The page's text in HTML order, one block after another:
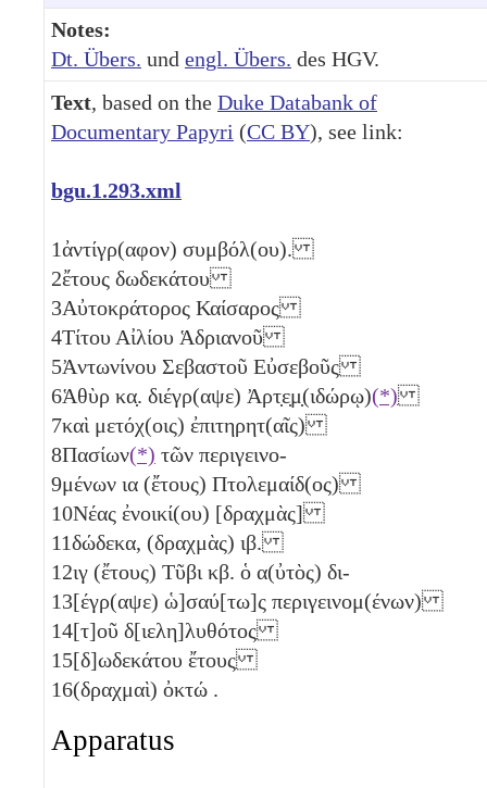
Notes:
Dt. Übers. und engl. Übers. des HGV.
Text, based on the Duke Databank of
Documentary Papyri (CC BY), see link:
bgu.1.293.xml
1ἀντίγρ(αφον) συμβόλ(ου).
2ἔτους δωδεκάτου
3Αὐτοκράτορος Καίσαρος
4Τίτου Αἰλίου Ἁδριανοῦ
5Ἀντωνίνου Σεβαστοῦ Εὐσεβοῦς
6Ἁθὺρ κα̣. διέγρ(αψε) Ἀρτ̣ε̣μ̣(ιδώρῳ)(*)
7καὶ μετόχ(οις) ἐπιτηρητ(αῖς)
8Πασίων(*) τῶν περιγεινο-
9μένων ια (ἔτους) Πτολεμαίδ(ος)
10Νέας ἐνοικί(ου) [δραχμὰς]
11δώδεκα, (δραχμὰς) ιβ.
12ιγ (ἔτους) Τῦβι κβ. ὁ α(ὐτὸς) δι-
13[έγρ(αψε) ὡ]σαύ[τω]ς περιγεινομ(ένων)
14[τ]οῦ δ[ιελη]λυθότος
15[δ]ωδεκάτου ἔτους
16(δραχμαὶ) ὀκτώ .
Apparatus